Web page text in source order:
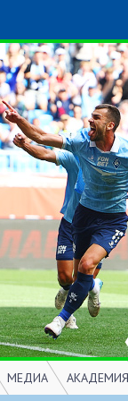
МЕДИА
АКАДЕМИЯ